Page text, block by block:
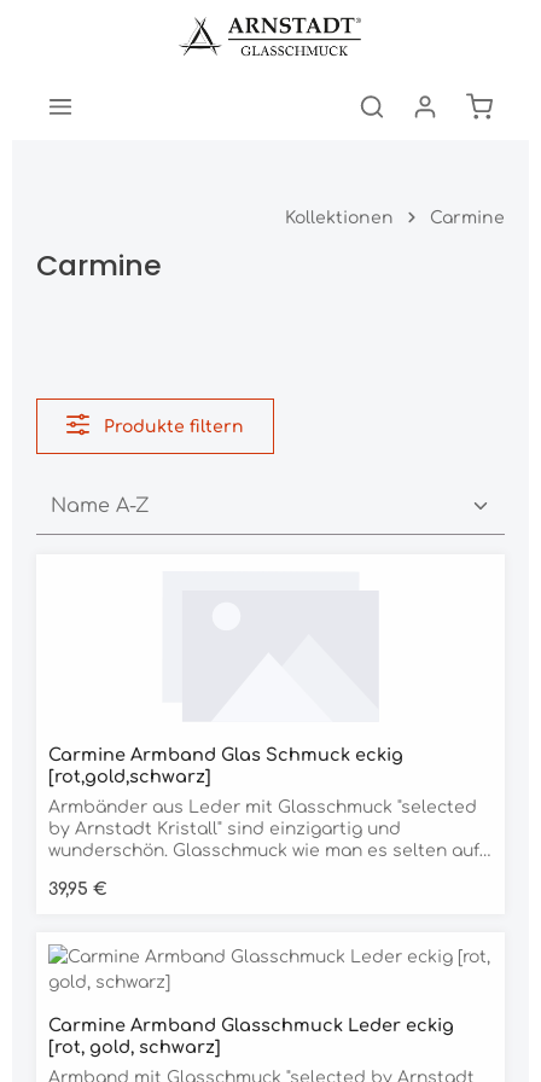
Zum Hauptinhalt springen
Kollektionen Carmine
Carmine
Produkte filtern
Carmine Armband Glas Schmuck eckig
[rot,gold,schwarz]
Armbänder aus Leder mit Glasschmuck "selected
by Arnstadt Kristall" sind einzigartig und
wunderschön. Glasschmuck wie man es selten auf
werden geschmolzen und filigran zu einem
Reflektion. Dieser Glasschmuck entstand aus
roten, goldenen und schwarzen Teilen. Geliefert
Geschenkverpackung. Genießen Sie den Anblick
dieser Schmuckstücke aus Glas oder machen Sie
einem lieben Menschen eine Freude, z.B. zum
Regulärer Preis:
39,95 €
Carmine Armband Glasschmuck Leder eckig
[rot, gold, schwarz]
Armband mit Glasschmuck "selected by Arnstadt